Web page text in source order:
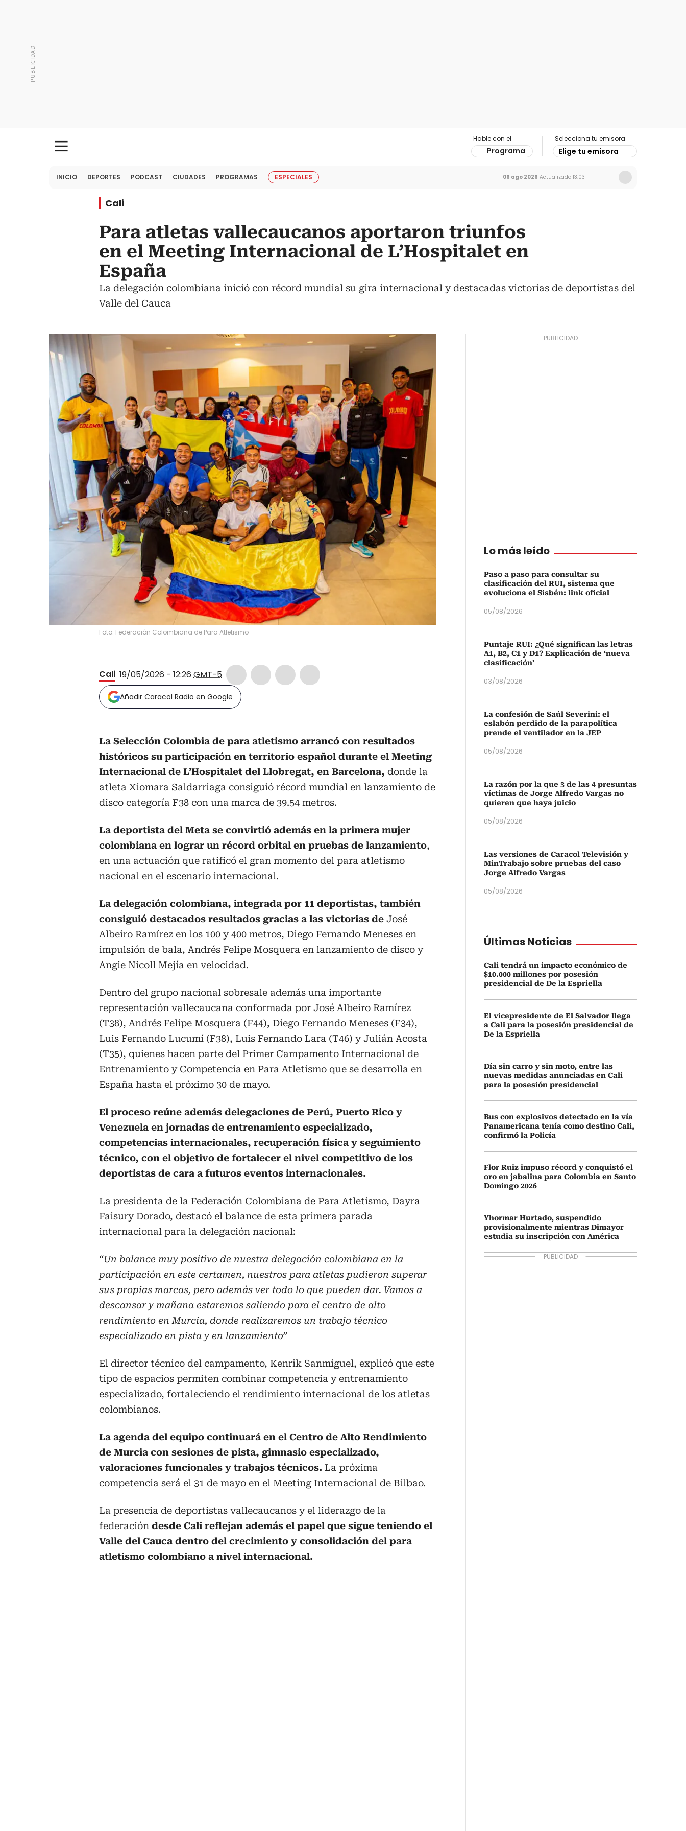
Hable con el
Programa
Selecciona tu emisora
Elige tu emisora
INICIO DEPORTES PODCAST CIUDADES PROGRAMAS ESPECIALES 06 ago 2026 Actualizado 13:03
Cali
Para atletas vallecaucanos aportaron triunfos
en el Meeting Internacional de L’Hospitalet en
España
La delegación colombiana inició con récord mundial su gira internacional y destacadas victorias de deportistas del
Valle del Cauca
Foto: Federación Colombiana de Para Atletismo
Cali 19/05/2026 - 12:26 GMT-5
Añadir Caracol Radio en Google
La Selección Colombia de para atletismo arrancó con resultados
históricos su participación en territorio español durante el Meeting
Internacional de L’Hospitalet del Llobregat, en Barcelona, donde la
atleta Xiomara Saldarriaga consiguió récord mundial en lanzamiento de
disco categoría F38 con una marca de 39.54 metros.
La deportista del Meta se convirtió además en la primera mujer
colombiana en lograr un récord orbital en pruebas de lanzamiento,
en una actuación que ratificó el gran momento del para atletismo
nacional en el escenario internacional.
La delegación colombiana, integrada por 11 deportistas, también
consiguió destacados resultados gracias a las victorias de José
Albeiro Ramírez en los 100 y 400 metros, Diego Fernando Meneses en
impulsión de bala, Andrés Felipe Mosquera en lanzamiento de disco y
Angie Nicoll Mejía en velocidad.
Dentro del grupo nacional sobresale además una importante
representación vallecaucana conformada por José Albeiro Ramírez
(T38), Andrés Felipe Mosquera (F44), Diego Fernando Meneses (F34),
Luis Fernando Lucumí (F38), Luis Fernando Lara (T46) y Julián Acosta
(T35), quienes hacen parte del Primer Campamento Internacional de
Entrenamiento y Competencia en Para Atletismo que se desarrolla en
España hasta el próximo 30 de mayo.
El proceso reúne además delegaciones de Perú, Puerto Rico y
Venezuela en jornadas de entrenamiento especializado,
competencias internacionales, recuperación física y seguimiento
técnico, con el objetivo de fortalecer el nivel competitivo de los
deportistas de cara a futuros eventos internacionales.
La presidenta de la Federación Colombiana de Para Atletismo, Dayra
Faisury Dorado, destacó el balance de esta primera parada
internacional para la delegación nacional:
“Un balance muy positivo de nuestra delegación colombiana en la
participación en este certamen, nuestros para atletas pudieron superar
sus propias marcas, pero además ver todo lo que pueden dar. Vamos a
descansar y mañana estaremos saliendo para el centro de alto
rendimiento en Murcia, donde realizaremos un trabajo técnico
especializado en pista y en lanzamiento”
El director técnico del campamento, Kenrik Sanmiguel, explicó que este
tipo de espacios permiten combinar competencia y entrenamiento
especializado, fortaleciendo el rendimiento internacional de los atletas
colombianos.
La agenda del equipo continuará en el Centro de Alto Rendimiento
de Murcia con sesiones de pista, gimnasio especializado,
valoraciones funcionales y trabajos técnicos. La próxima
competencia será el 31 de mayo en el Meeting Internacional de Bilbao.
La presencia de deportistas vallecaucanos y el liderazgo de la
federación desde Cali reflejan además el papel que sigue teniendo el
Valle del Cauca dentro del crecimiento y consolidación del para
atletismo colombiano a nivel internacional.
Lo más leído
Paso a paso para consultar su
clasificación del RUI, sistema que
evoluciona el Sisbén: link oficial
05/08/2026
Puntaje RUI: ¿Qué significan las letras
A1, B2, C1 y D1? Explicación de ‘nueva
clasificación’
03/08/2026
La confesión de Saúl Severini: el
eslabón perdido de la parapolítica
prende el ventilador en la JEP
05/08/2026
La razón por la que 3 de las 4 presuntas
víctimas de Jorge Alfredo Vargas no
quieren que haya juicio
05/08/2026
Las versiones de Caracol Televisión y
MinTrabajo sobre pruebas del caso
Jorge Alfredo Vargas
05/08/2026
Últimas Noticias
Cali tendrá un impacto económico de
$10.000 millones por posesión
presidencial de De la Espriella
El vicepresidente de El Salvador llega
a Cali para la posesión presidencial de
De la Espriella
Día sin carro y sin moto, entre las
nuevas medidas anunciadas en Cali
para la posesión presidencial
Bus con explosivos detectado en la vía
Panamericana tenía como destino Cali,
confirmó la Policía
Flor Ruiz impuso récord y conquistó el
oro en jabalina para Colombia en Santo
Domingo 2026
Yhormar Hurtado, suspendido
provisionalmente mientras Dimayor
estudia su inscripción con América